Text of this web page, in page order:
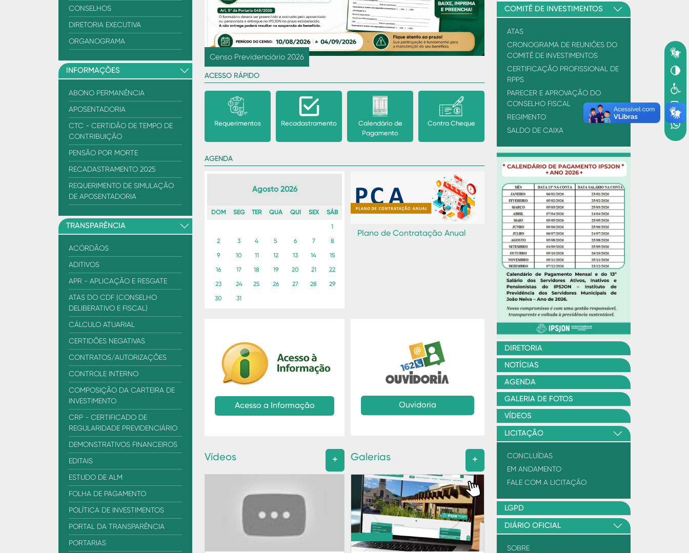
CONSELHOS
DIRETORIA EXECUTIVA
ORGANOGRAMA
INFORMAÇÕES
ABONO PERMANÊNCIA
APOSENTADORIA
CTC - CERTIDÃO DE TEMPO DE
CONTRIBUIÇÃO
PENSÃO POR MORTE
RECADASTRAMENTO 2025
REQUERIMENTO DE SIMULAÇÃO
DE APOSENTADORIA
TRANSPARÊNCIA
ACÓRDÃOS
ADITIVOS
APR - APLICAÇÃO E RESGATE
ATAS DO CDF (CONSELHO
DELIBERATIVO E FISCAL)
CÁLCULO ATUARIAL
CERTIDÕES NEGATIVAS
CONTRATOS/AUTORIZAÇÕES
CONTROLE INTERNO
COMPOSIÇÃO DA CARTEIRA DE
INVESTIMENTO
CRP - CERTIFICADO DE
REGULARIDADE PREVIDENCIÁRIO
DEMONSTRATIVOS FINANCEIROS
EDITAIS
ESTUDO DE ALM
FOLHA DE PAGAMENTO
POLÍTICA DE INVESTIMENTOS
PORTAL DA TRANSPARÊNCIA
PORTARIAS
Mês de conscientização pelo fim da violência contra mulher
ACESSO RÁPIDO
Requerimentos Recadastramento
Calendário de
Pagamento
Contra Cheque
AGENDA
Agosto 2026
DOM SEG TER QUA QUI SEX SÁB
1
2 3 4 5 6 7 8
9 10 11 12 13 14 15
16 17 18 19 20 21 22
23 24 25 26 27 28 29
30 31
Plano de Contratação Anual
Acesso a Informação Ouvidoria
Vídeos + Galerias +
COMITÊ DE INVESTIMENTOS
ATAS
CRONOGRAMA DE REUNIÕES DO
COMITÊ DE INVESTIMENTOS
CERTIFICAÇÃO PROFISSIONAL DE
RPPS
PARECER E APROVAÇÃO DO
CONSELHO FISCAL
REGIMENTO
SALDO DE CAIXA
DIRETORIA
NOTÍCIAS
AGENDA
GALERIA DE FOTOS
VÍDEOS
LICITAÇÃO
CONCLUÍDAS
EM ANDAMENTO
FALE COM A LICITAÇÃO
LGPD
DIÁRIO OFICIAL
SOBRE